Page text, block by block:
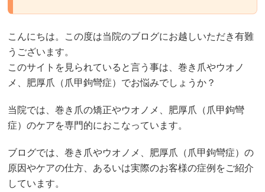
こんにちは。この度は当院のブログにお越しいただき有難
うございます。
このサイトを見られていると言う事は、巻き爪やウオノ
メ、肥厚爪（爪甲鉤彎症）でお悩みでしょうか？
当院では、巻き爪の矯正やウオノメ、肥厚爪（爪甲鉤彎
症）のケアを専門的におこなっています。
ブログでは、巻き爪やウオノメ、肥厚爪（爪甲鉤彎症）の
原因やケアの仕方、あるいは実際のお客様の症例をご紹介
しています。